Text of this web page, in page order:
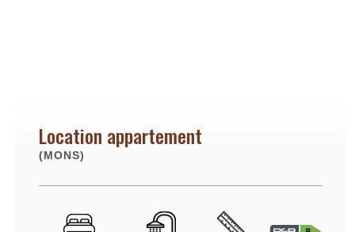
Location appartement
(MONS)